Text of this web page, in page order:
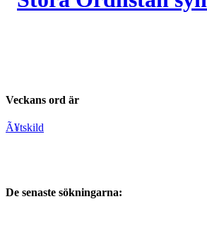
Veckans ord är
Ã¥tskild
De senaste sökningarna: